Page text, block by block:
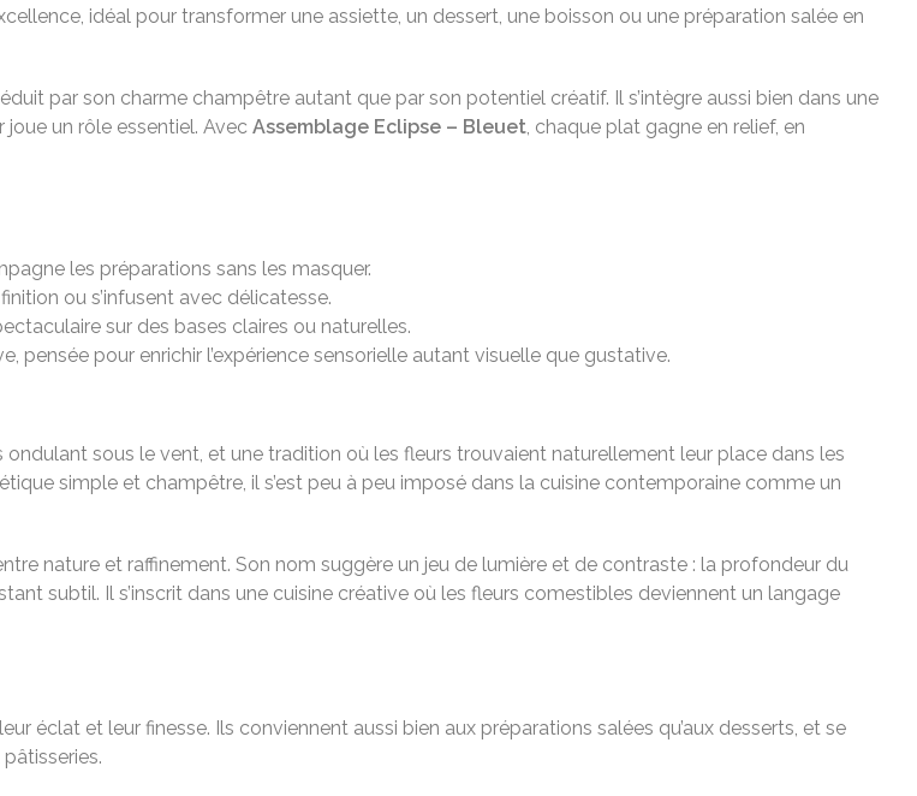
idéal pour transformer une assiette, un dessert, une boisson ou une préparation salée en
par son charme champêtre autant que par son potentiel créatif. Il s’intègre aussi bien dans une
un rôle essentiel. Avec Assemblage Eclipse – Bleuet , chaque plat gagne en relief, en
les préparations sans les masquer.
ou s’infusent avec délicatesse.
sur des bases claires ou naturelles.
pensée pour enrichir l’expérience sensorielle autant visuelle que gustative.
sous le vent, et une tradition où les fleurs trouvaient naturellement leur place dans les
simple et champêtre, il s’est peu à peu imposé dans la cuisine contemporaine comme un
nature et raffinement. Son nom suggère un jeu de lumière et de contraste : la profondeur du
subtil. Il s’inscrit dans une cuisine créative où les fleurs comestibles deviennent un langage
éclat et leur finesse. Ils conviennent aussi bien aux préparations salées qu’aux desserts, et se